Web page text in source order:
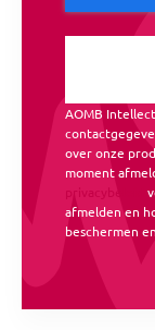
AOMB
over onze
moment
afmelden en
beschermen